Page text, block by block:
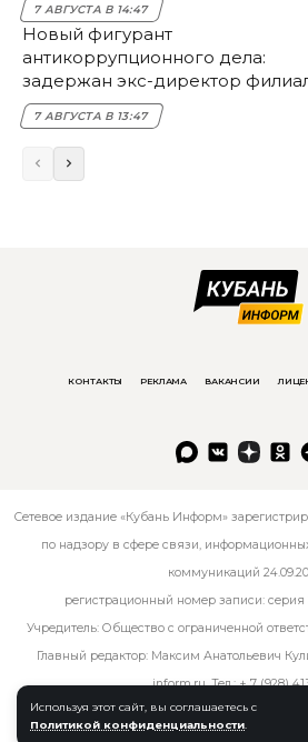
Используя этот сайт, вы соглашаетесь с
Политикой конфиденциальности
7 АВГУСТА В 14:47
Новый фигурант
антикоррупционного дела:
задержан экс-директор
НЭСК Крымска
7 АВГУСТА В 13:47
КОНТАКТЫ РЕКЛАМА ВАКАНСИИ
Сетевое издание «Кубань Информ»
по надзору в сфере связи,
коммуникаций
регистрационный номер записи:
Учредитель: Общество с ограниченной
Главный редактор: Максим Анатольевич
inform.ru. Тел.:+ 7 (928)
© kub-inform 2026